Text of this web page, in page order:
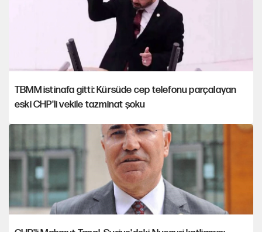
TBMM istinafa gitti: Kürsüde cep telefonu parçalayan
eski CHP'li vekile tazminat şoku